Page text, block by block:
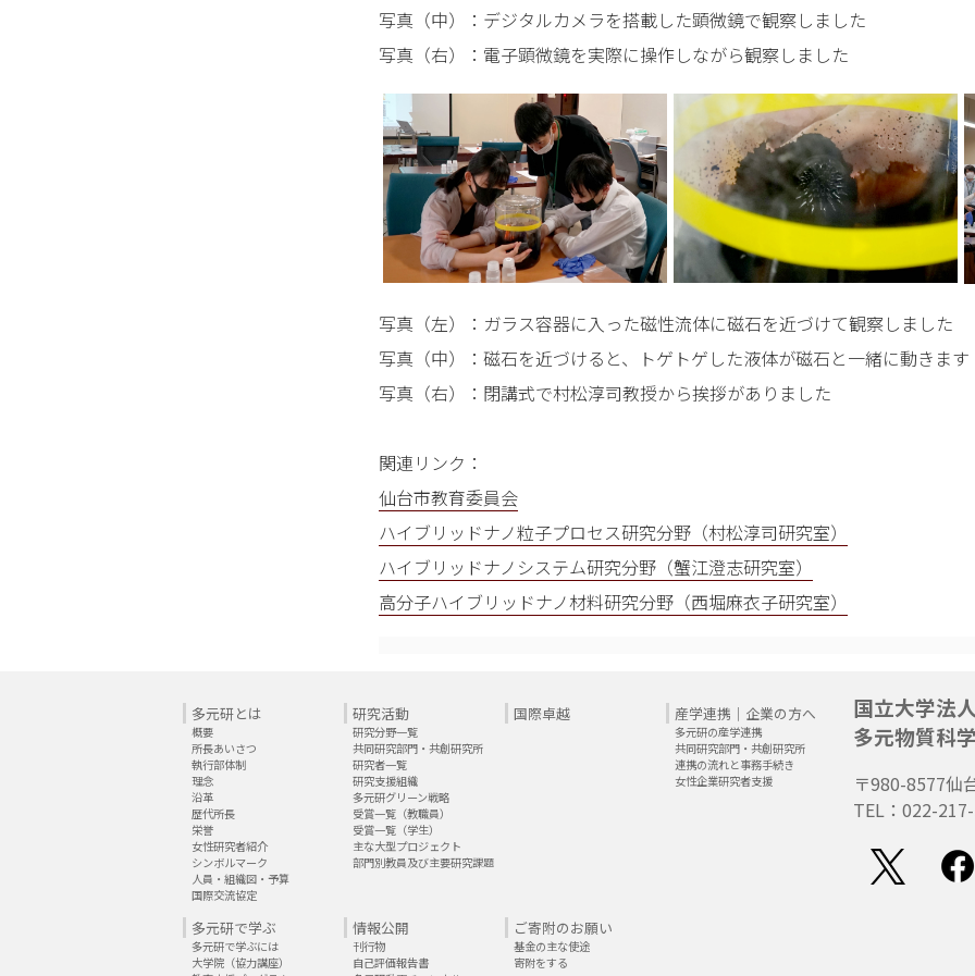
写真（中）：デジタルカメラを搭載した顕微鏡で観察しました
写真（右）：電子顕微鏡を実際に操作しながら観察しました
写真（左）：ガラス容器に入った磁性流体に磁石を近づけて観察しました
写真（中）：磁石を近づけると、トゲトゲした液体が磁石と一緒に動きます
写真（右）：閉講式で村松淳司教授から挨拶がありました
関連リンク：
仙台市教育委員会
ハイブリッドナノ粒子プロセス研究分野（村松淳司研究室）
ハイブリッドナノシステム研究分野（蟹江澄志研究室）
高分子ハイブリッドナノ材料研究分野（西堀麻衣子研究室）
多元研とは
概要
所長あいさつ
執行部体制
理念
沿革
歴代所長
栄誉
女性研究者紹介
シンボルマーク
人員・組織図・予算
国際交流協定
研究活動
研究分野一覧
共同研究部門・共創研究所
研究者一覧
研究支援組織
多元研グリーン戦略
受賞一覧（教職員）
受賞一覧（学生）
主な大型プロジェクト
部門別教員及び主要研究課題
国際卓越 産学連携｜企業の方へ
多元研の産学連携
共同研究部門・共創研究所
連携の流れと事務手続き
女性企業研究者支援
多元研で学ぶ
多元研で学ぶには
大学院（協力講座）
情報公開
刊行物
自己評価報告書
ご寄附のお願い
基金の主な使途
寄附をする
国立大学法
多元物質科
〒980-8577仙
TEL：022-